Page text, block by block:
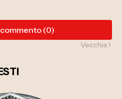
(0)
Vecchia